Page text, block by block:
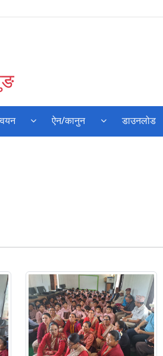
ऐन/कानुन डाउनलोड